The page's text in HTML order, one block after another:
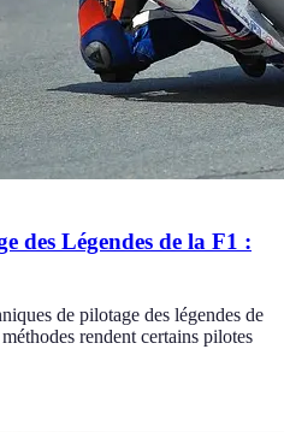
des Légendes de la F1 :
de pilotage des légendes de
rendent certains pilotes